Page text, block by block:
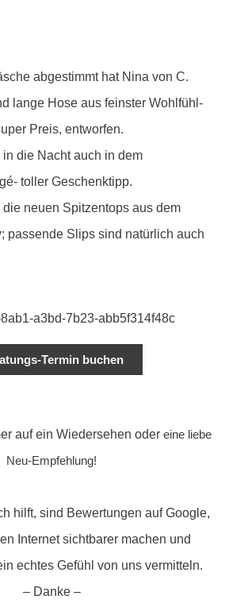
abgestimmt hat Nina von C.
lange Hose aus feinster Wohlfühl-
Preis, entworfen.
in die Nacht auch in dem
toller Geschenktipp.
neuen Spitzentops aus dem
passende Slips sind natürlich auch
Termin buchen
auf ein Wiedersehen oder eine liebe
Neu-Empfehlung!
hilft, sind Bewertungen auf Google,
Internet sichtbarer machen und
echtes Gefühl von uns vermitteln.
– Danke –